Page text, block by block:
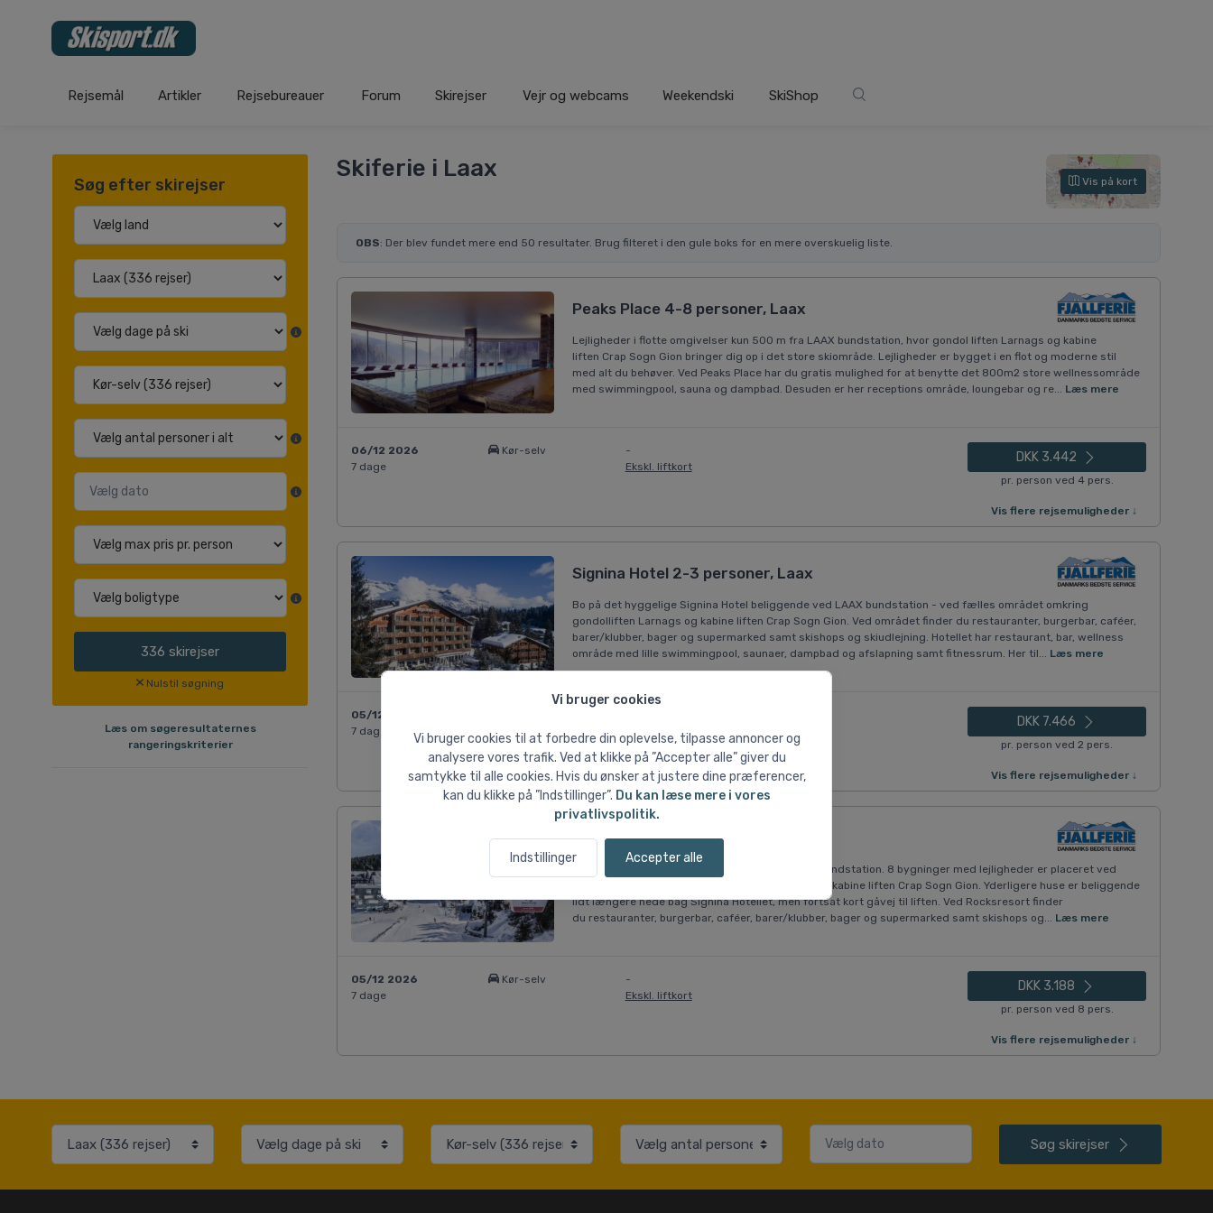
Vi bruger cookies
Vi bruger cookies til at forbedre din oplevelse, tilpasse annoncer og
analysere vores trafik. Ved at klikke på ”Accepter alle” giver du
samtykke til alle cookies. Hvis du ønsker at justere dine præferencer,
kan du klikke på ”Indstillinger”. Du kan læse mere i vores
privatlivspolitik.
Indstillinger Accepter alle
Rejsemål Artikler Rejsebureauer Forum Skirejser Vejr og webcams Weekendski SkiShop
Søg efter skirejser
336 skirejser
Nulstil søgning
Læs om søgeresultaternes
rangeringskriterier
Skiferie i Laax Vis på kort
OBS: Der blev fundet mere end 50 resultater. Brug filteret i den gule boks for en mere overskuelig liste.
Peaks Place 4-8 personer, Laax
Lejligheder i flotte omgivelser kun 500 m fra LAAX bundstation, hvor gondol liften Larnags og kabine
liften Crap Sogn Gion bringer dig op i det store skiområde. Lejligheder er bygget i en flot og moderne stil
med alt du behøver. Ved Peaks Place har du gratis mulighed for at benytte det 800m2 store wellnessområde
med swimmingpool, sauna og dampbad. Desuden er her receptions område, loungebar og re... Læs mere
06/12 2026
7 dage
Kør-selv
-
Ekskl. liftkort
DKK 3.442
pr. person ved 4 pers.
Vis flere rejsemuligheder ↓
Signina Hotel 2-3 personer, Laax
Bo på det hyggelige Signina Hotel beliggende ved LAAX bundstation - ved fælles området omkring
gondolliften Larnags og kabine liften Crap Sogn Gion. Ved området finder du restauranter, burgerbar, caféer,
barer/klubber, bager og supermarked samt skishops og skiudlejning. Hotellet har restaurant, bar, wellness
område med lille swimmingpool, saunaer, dampbad og afslapning samt fitnessrum. Her til... Læs mere
05/12 2026
7 dage
Ekskl. liftkort
DKK 7.466
pr. person ved 2 pers.
Vis flere rejsemuligheder ↓
Rocksresort 2-9 personer, Laax
Flotte lejligheder perfekt beliggende ved LAAX bundstation. 8 bygninger med lejligheder er placeret ved
fælles området omkring gondol liften Larnags og kabine liften Crap Sogn Gion. Yderligere huse er beliggende
lidt længere nede bag Signina Hotellet, men fortsat kort gåvej til liften. Ved Rocksresort finder
du restauranter, burgerbar, caféer, barer/klubber, bager og supermarked samt skishops og... Læs mere
05/12 2026
7 dage
Kør-selv
-
Ekskl. liftkort
DKK 3.188
pr. person ved 8 pers.
Vis flere rejsemuligheder ↓
Søg skirejser